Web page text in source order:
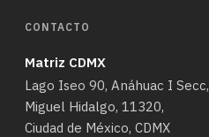
CONTACTO
Matriz CDMX
Lago Iseo 90, Anáhuac I Secc,
Miguel Hidalgo, 11320,
Ciudad de México, CDMX